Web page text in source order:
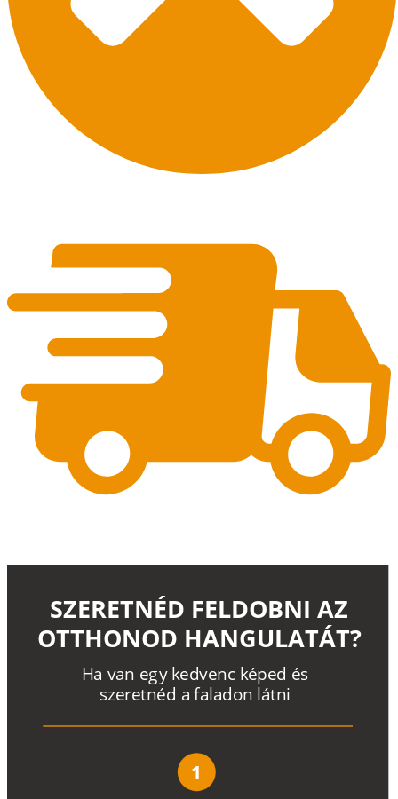
Ha van egy kedvenc képed és
szeretnéd a faladon látni
SZERETNÉD FELDOBNI AZ
OTTHONOD HANGULATÁT?
1